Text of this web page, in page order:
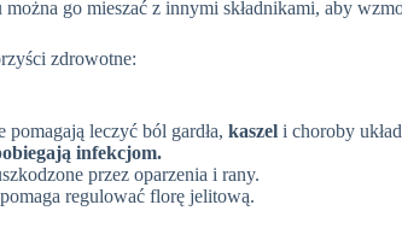
go mieszać z innymi składnikami, aby
zdrowotne:
pomagają leczyć ból gardła, kaszel i choroby
infekcjom.
przez oparzenia i rany.
regulować florę jelitową.